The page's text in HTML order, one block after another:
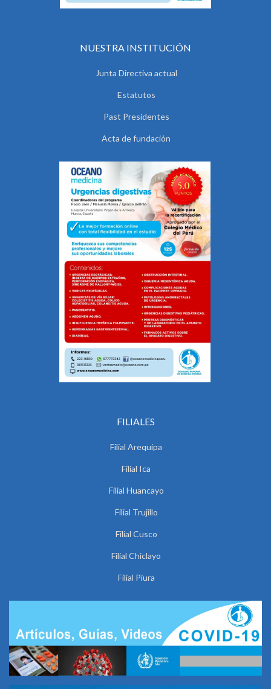
NUESTRA INSTITUCIÓN
Junta Directiva actual
Estatutos
Past Presidentes
Acta de fundación
FILIALES
Filial Arequipa
Filial Ica
Filial Huancayo
Filial Trujillo
Filial Cusco
Filial Chiclayo
Filial Piura